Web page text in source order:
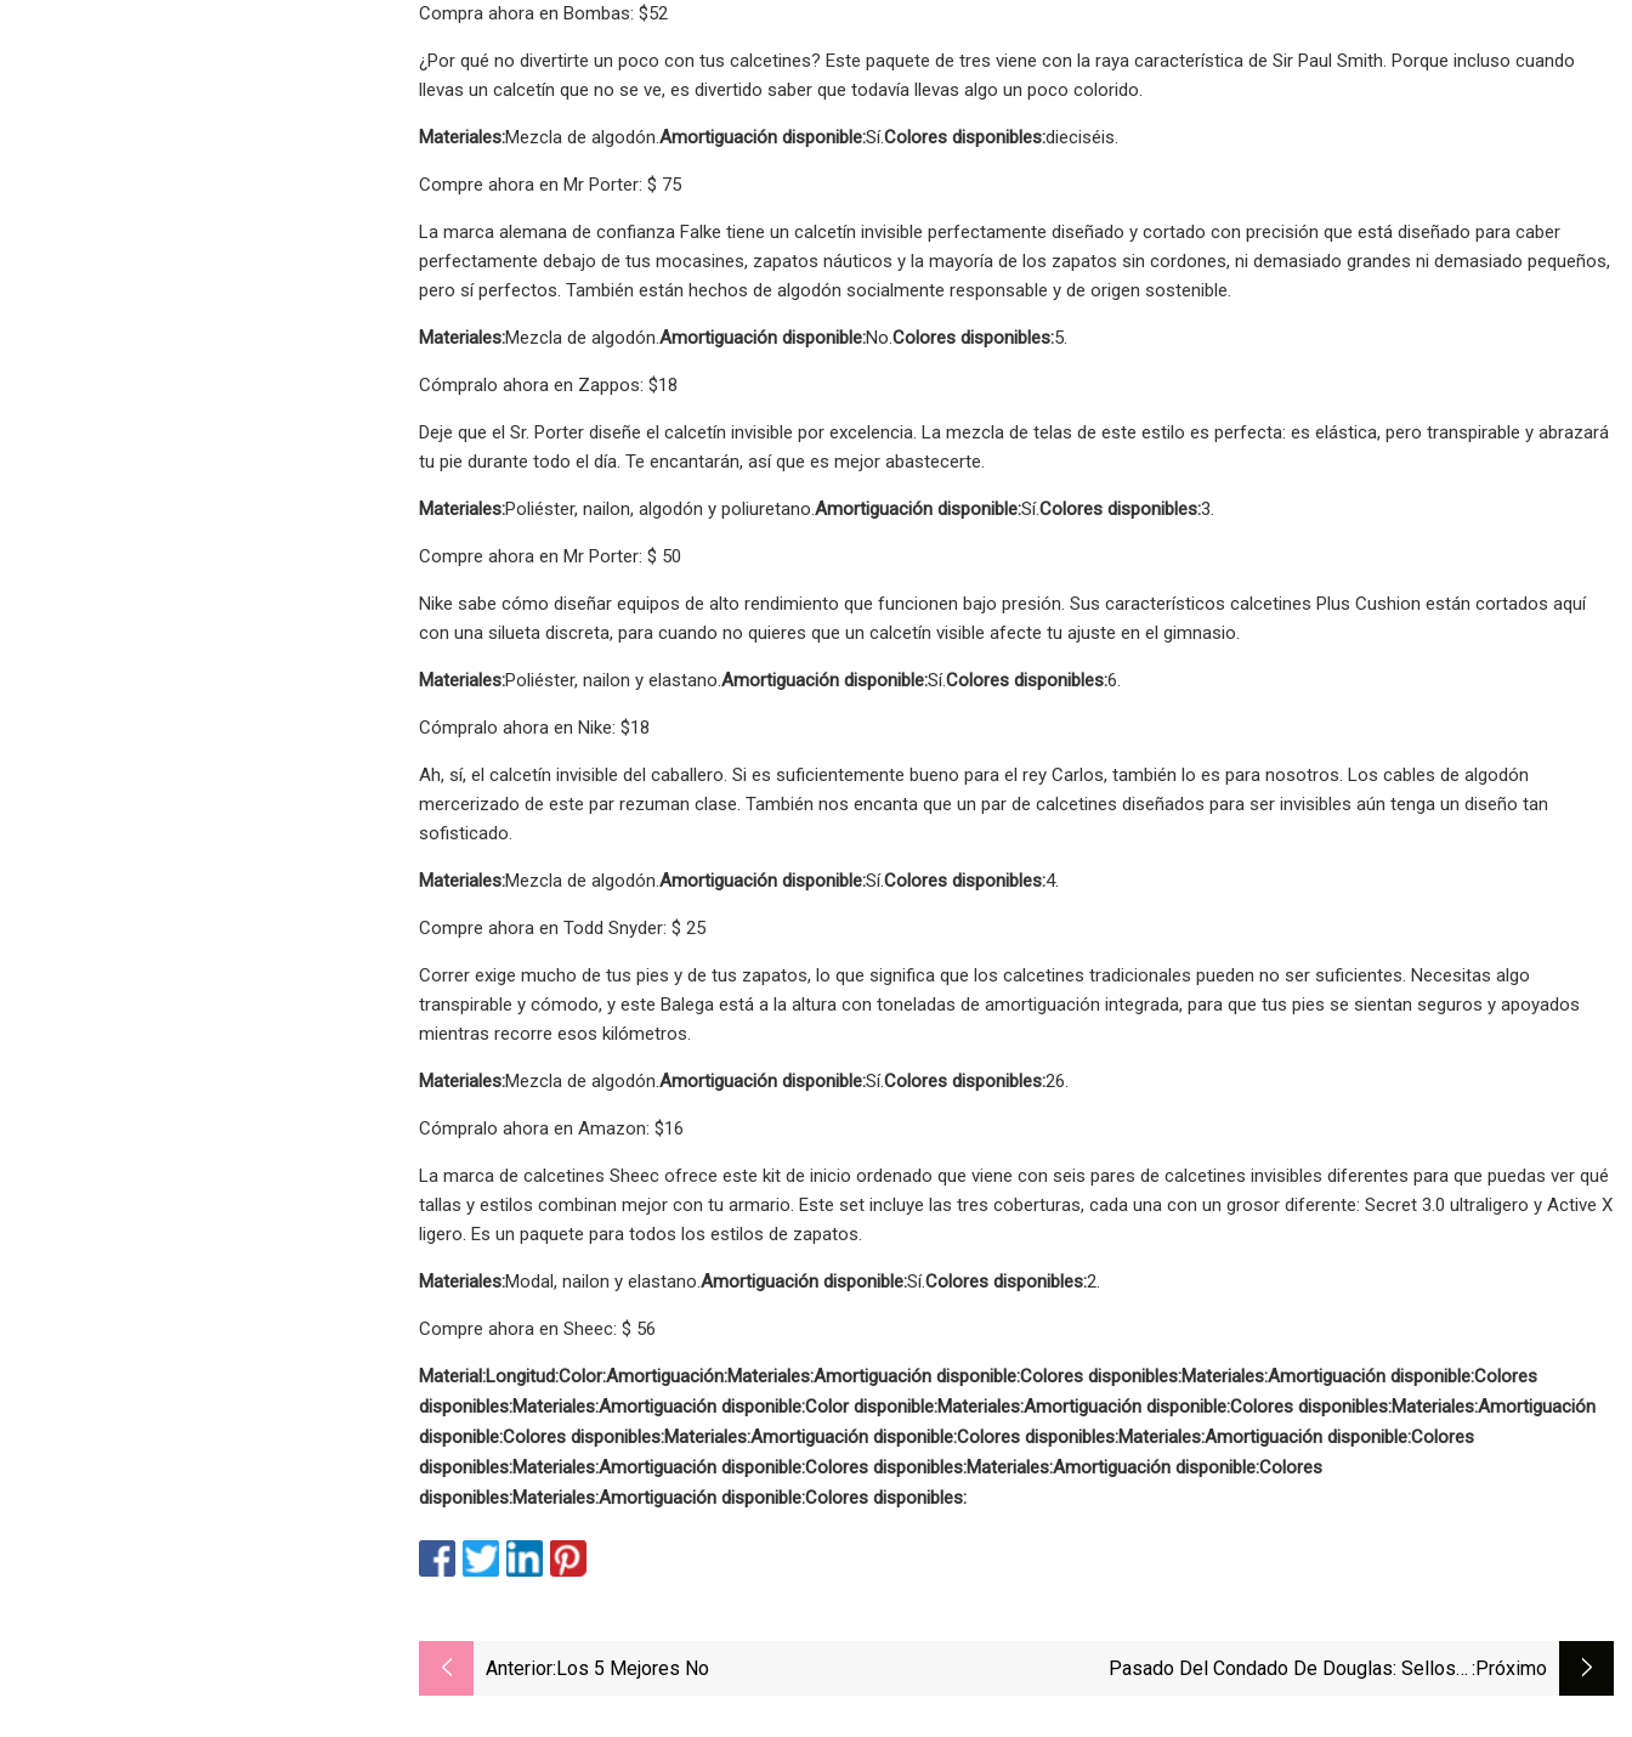
Compra ahora en Bombas: $52
¿Por qué no divertirte un poco con tus calcetines? Este paquete de tres viene con la raya característica de Sir Paul Smith. Porque incluso cuando
llevas un calcetín que no se ve, es divertido saber que todavía llevas algo un poco colorido.
Materiales:Mezcla de algodón. Amortiguación disponible:Sí.Colores disponibles:dieciséis.
Compre ahora en Mr Porter: $ 75
La marca alemana de confianza Falke tiene un calcetín invisible perfectamente diseñado y cortado con precisión que está diseñado para caber
perfectamente debajo de tus mocasines, zapatos náuticos y la mayoría de los zapatos sin cordones, ni demasiado grandes ni demasiado pequeños,
pero sí perfectos. También están hechos de algodón socialmente responsable y de origen sostenible.
Materiales:Mezcla de algodón. Amortiguación disponible:No. Colores disponibles:5.
Cómpralo ahora en Zappos: $18
Deje que el Sr. Porter diseñe el calcetín invisible por excelencia. La mezcla de telas de este estilo es perfecta: es elástica, pero transpirable y abrazará
tu pie durante todo el día. Te encantarán, así que es mejor abastecerte.
Materiales:Poliéster, nailon, algodón y poliuretano. Amortiguación disponible:Sí.Colores disponibles:3.
Compre ahora en Mr Porter: $ 50
Nike sabe cómo diseñar equipos de alto rendimiento que funcionen bajo presión. Sus característicos calcetines Plus Cushion están cortados aquí
con una silueta discreta, para cuando no quieres que un calcetín visible afecte tu ajuste en el gimnasio.
Materiales:Poliéster, nailon y elastano. Amortiguación disponible:Sí.Colores disponibles:6.
Cómpralo ahora en Nike: $18
Ah, sí, el calcetín invisible del caballero. Si es suficientemente bueno para el rey Carlos, también lo es para nosotros. Los cables de algodón
mercerizado de este par rezuman clase. También nos encanta que un par de calcetines diseñados para ser invisibles aún tenga un diseño tan
sofisticado.
Materiales:Mezcla de algodón. Amortiguación disponible:Sí.Colores disponibles:4.
Compre ahora en Todd Snyder: $ 25
Correr exige mucho de tus pies y de tus zapatos, lo que significa que los calcetines tradicionales pueden no ser suficientes. Necesitas algo
transpirable y cómodo, y este Balega está a la altura con toneladas de amortiguación integrada, para que tus pies se sientan seguros y apoyados
mientras recorre esos kilómetros.
Materiales:Mezcla de algodón. Amortiguación disponible:Sí.Colores disponibles:26.
Cómpralo ahora en Amazon: $16
La marca de calcetines Sheec ofrece este kit de inicio ordenado que viene con seis pares de calcetines invisibles diferentes para que puedas ver qué
tallas y estilos combinan mejor con tu armario. Este set incluye las tres coberturas, cada una con un grosor diferente: Secret 3.0 ultraligero y Active X
ligero. Es un paquete para todos los estilos de zapatos.
Materiales:Modal, nailon y elastano. Amortiguación disponible:Sí.Colores disponibles:2.
Compre ahora en Sheec: $ 56
Material:Longitud:Color:Amortiguación:Materiales:Amortiguación disponible:Colores disponibles:Materiales:Amortiguación disponible:Colores
disponibles:Materiales:Amortiguación disponible:Color disponible:Materiales:Amortiguación disponible:Colores disponibles:Materiales:Amortiguación
disponible:Colores disponibles:Materiales:Amortiguación disponible:Colores disponibles:Materiales:Amortiguación disponible:Colores
disponibles:Materiales:Amortiguación disponible:Colores disponibles:Materiales:Amortiguación disponible:Colores
disponibles:Materiales:Amortiguación disponible:Colores disponibles:
Anterior:Los 5 Mejores No
Pasado Del Condado De Douglas: Sellos Y :próximo